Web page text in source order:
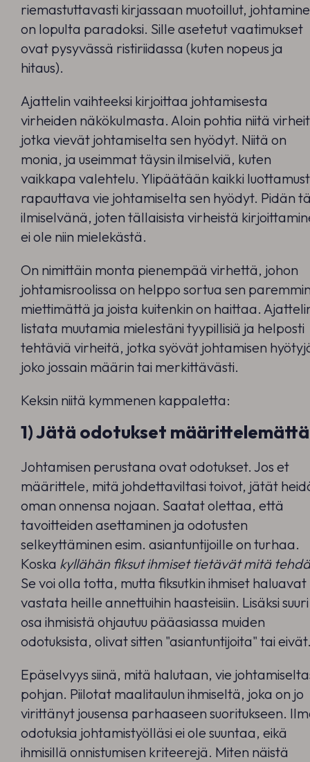
riemastuttavasti kirjassaan muotoillut,
on lopulta paradoksi. Sille asetetut vaatimukset
ovat pysyvässä ristiriidassa (kuten nopeus ja
hitaus).
Ajattelin vaihteeksi kirjoittaa johtamisesta
virheiden näkökulmasta. Aloin pohtia niitä
jotka vievät johtamiselta sen hyödyt. Niitä on
monia, ja useimmat täysin ilmiselviä, kuten
vaikkapa valehtelu. Ylipäätään kaikki
rapauttava vie johtamiselta sen hyödyt. Pidän
ilmiselvänä, joten tällaisista virheistä
ei ole niin mielekästä.
On nimittäin monta pienempää virhettä, johon
johtamisroolissa on helppo sortua sen
miettimättä ja joista kuitenkin on haittaa.
listata muutamia mielestäni tyypillisiä ja helposti
tehtäviä virheitä, jotka syövät johtamisen
joko jossain määrin tai merkittävästi.
Keksin niitä kymmenen kappaletta:
1) Jätä odotukset
Johtamisen perustana ovat odotukset. Jos et
määrittele, mitä johdettaviltasi toivot, jätät
oman onnensa nojaan. Saatat olettaa, että
tavoitteiden asettaminen ja odotusten
selkeyttäminen esim. asiantuntijoille on turhaa.
Koska kyllähän fiksut ihmiset tietävät mitä
Se voi olla totta, mutta fiksutkin ihmiset haluavat
vastata heille annettuihin haasteisiin. Lisäksi suuri
osa ihmisistä ohjautuu pääasiassa muiden
odotuksista, olivat sitten "asiantuntijoita" tai
Epäselvyys siinä, mitä halutaan, vie
pohjan. Piilotat maalitaulun ihmiseltä, joka on jo
virittänyt jousensa parhaaseen suoritukseen.
odotuksia johtamistyölläsi ei ole suuntaa, eikä
ihmisillä onnistumisen kriteerejä. Miten näistä